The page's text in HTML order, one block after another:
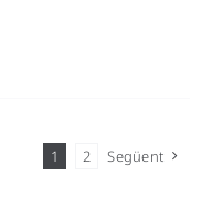
1 2 Següent